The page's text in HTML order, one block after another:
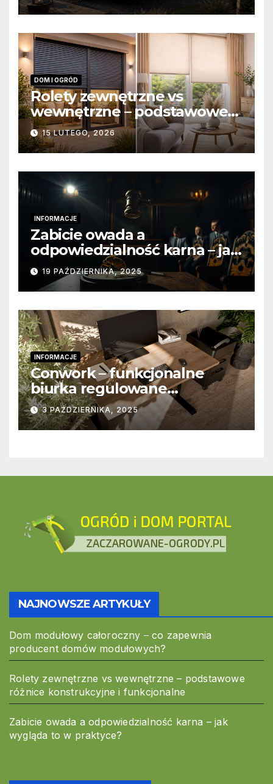
DOM I OGRÓD
Rolety zewnętrzne vs
wewnętrzne – podstawowe
różnice konstrukcyjne i
funkcjonalne
15 LUTEGO, 2026
INFORMACJE
Zabicie owada a
odpowiedzialność karna – jak
wygląda to w praktyce?
19 PAŹDZIERNIKA, 2025
INFORMACJE
Conwork – funkcjonalne
biurka regulowane
stworzone z myślą o
nowoczesnych
przestrzeniach pracy
3 PAŹDZIERNIKA, 2025
NAJNOWSZE ARTYKUŁY
Dom modułowy całoroczny – co zapewnia
producent domów modułowych?
Rolety zewnętrzne vs wewnętrzne – podstawowe
różnice konstrukcyjne i funkcjonalne
Zabicie owada a odpowiedzialność karna – jak
wygląda to w praktyce?